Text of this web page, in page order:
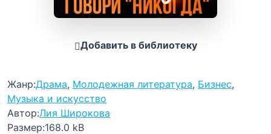
Добавить в библиотеку
Жанр:Драма, Молодежная литература, Бизнес,
Музыка и искусство
Автор:Лия Широкова
Размер:168.0 kB